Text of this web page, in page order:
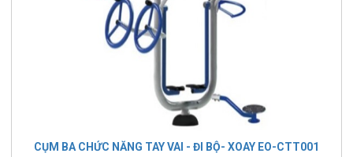
CỤM BA CHỨC NĂNG TAY VAI - ĐI BỘ- XOAY EO-CTT001